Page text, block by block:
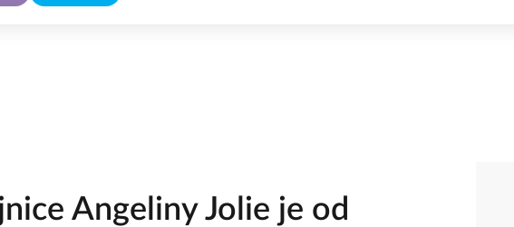
Angeliny Jolie je od